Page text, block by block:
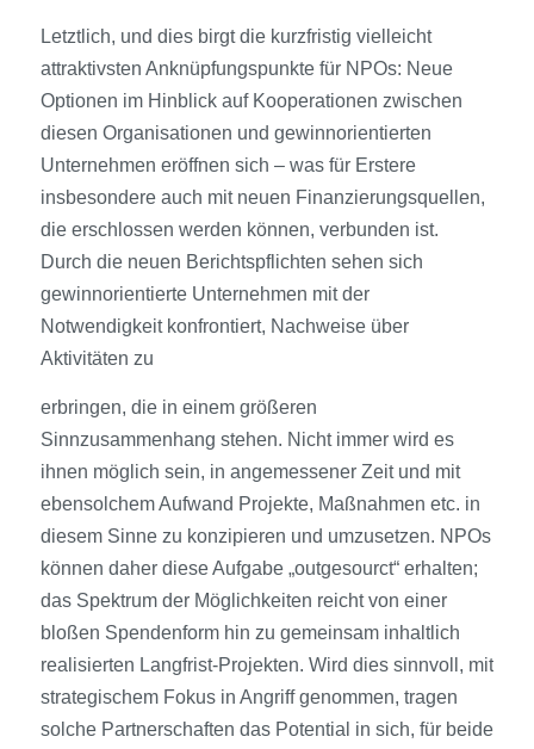
Letztlich, und dies birgt die kurzfristig vielleicht
attraktivsten Anknüpfungspunkte für NPOs: Neue
Optionen im Hinblick auf Kooperationen zwischen
diesen Organisationen und gewinnorientierten
Unternehmen eröffnen sich – was für Erstere
insbesondere auch mit neuen Finanzierungsquellen,
die erschlossen werden können, verbunden ist.
Durch die neuen Berichtspflichten sehen sich
gewinnorientierte Unternehmen mit der
Notwendigkeit konfrontiert, Nachweise über
Aktivitäten zu
erbringen, die in einem größeren
Sinnzusammenhang stehen. Nicht immer wird es
ihnen möglich sein, in angemessener Zeit und mit
ebensolchem Aufwand Projekte, Maßnahmen etc. in
diesem Sinne zu konzipieren und umzusetzen. NPOs
können daher diese Aufgabe „outgesourct“ erhalten;
das Spektrum der Möglichkeiten reicht von einer
bloßen Spendenform hin zu gemeinsam inhaltlich
realisierten Langfrist-Projekten. Wird dies sinnvoll, mit
strategischem Fokus in Angriff genommen, tragen
solche Partnerschaften das Potential in sich, für beide